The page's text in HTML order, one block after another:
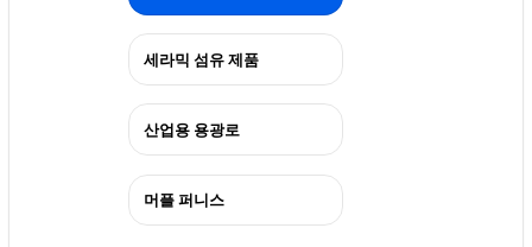
세라믹 섬유 제품
산업용 용광로
머플 퍼니스